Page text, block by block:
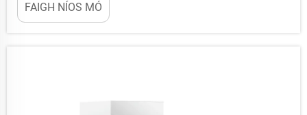
riachtanas oibriúcháin. Ó stóráin silíní agus ó
phlandaí próiseála buntáis go dtí díoltóirí teasgáin
FAIGH NÍOS MÓ